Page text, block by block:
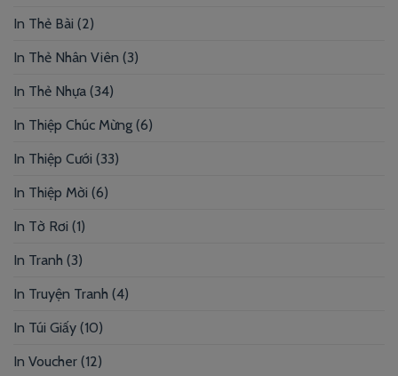
In Thẻ Bài (2)
In Thẻ Nhân Viên (3)
In Thẻ Nhựa (34)
In Thiệp Chúc Mừng (6)
In Thiệp Cưới (33)
In Thiệp Mời (6)
In Tờ Rơi (1)
In Tranh (3)
In Truyện Tranh (4)
In Túi Giấy (10)
In Voucher (12)